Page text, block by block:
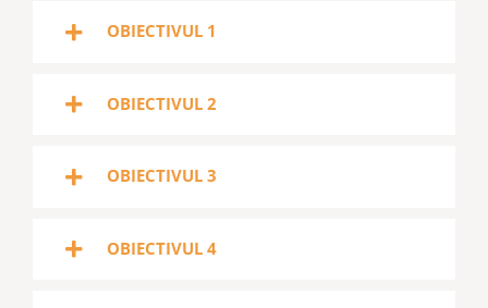
OBIECTIVUL 1
OBIECTIVUL 2
OBIECTIVUL 3
OBIECTIVUL 4